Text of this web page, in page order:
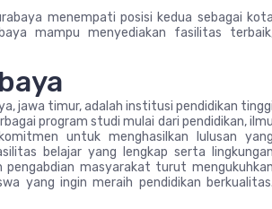
menempati posisi kedua sebagai kota
mampu menyediakan fasilitas
jawa timur, adalah institusi pendidikan tinggi
program studi mulai dari pendidikan, ilmu
untuk menghasilkan lulusan yang
belajar yang lengkap serta lingkungan
masyarakat turut mengukuhkan
yang ingin meraih pendidikan berkualitas.